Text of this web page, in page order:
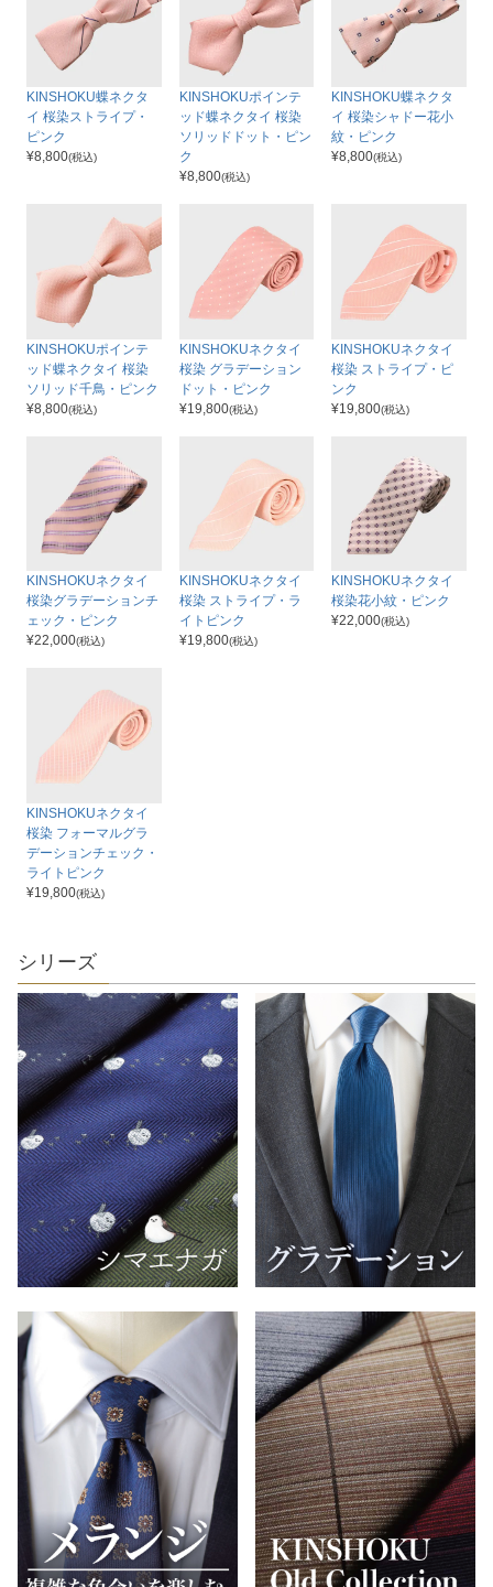
KINSHOKU蝶ネクタ
イ 桜染ストライプ・
ピンク
¥8,800(税込)
KINSHOKUポインテ
ッド蝶ネクタイ 桜染
ソリッドドット・ピン
ク
¥8,800(税込)
KINSHOKU蝶ネクタ
イ 桜染シャドー花小
紋・ピンク
¥8,800(税込)
KINSHOKUポインテ
ッド蝶ネクタイ 桜染
ソリッド千鳥・ピンク
¥8,800(税込)
KINSHOKUネクタイ
桜染 グラデーション
ドット・ピンク
¥19,800(税込)
KINSHOKUネクタイ
桜染 ストライプ・ピ
ンク
¥19,800(税込)
KINSHOKUネクタイ
桜染グラデーションチ
ェック・ピンク
¥22,000(税込)
KINSHOKUネクタイ
桜染 ストライプ・ラ
イトピンク
¥19,800(税込)
KINSHOKUネクタイ
桜染花小紋・ピンク
¥22,000(税込)
KINSHOKUネクタイ
桜染 フォーマルグラ
デーションチェック・
ライトピンク
¥19,800(税込)
シリーズ